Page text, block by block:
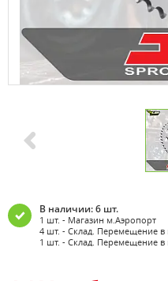
В наличии: 6 шт.
1 шт. - Магазин м.Аэропорт
4 шт. - Склад. Перемещение в
1 шт. - Склад. Перемещение в